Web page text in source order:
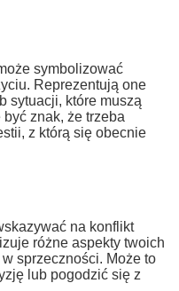
symbolizować
Reprezentują one
sytuacji, które muszą
znak, że trzeba
z którą się obecnie
na konflikt
różne aspekty twoich
sprzeczności. Może to
lub pogodzić się z